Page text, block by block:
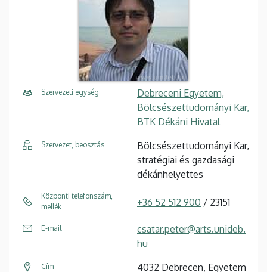
Szervezeti egység
Debreceni Egyetem,
Bölcsészettudományi Kar,
BTK Dékáni Hivatal
Szervezet, beosztás
Bölcsészettudományi Kar,
stratégiai és gazdasági
dékánhelyettes
Központi telefonszám,
mellék
+36 52 512 900 / 23151
E-mail
csatar.peter@arts.unideb.
hu
Cím 4032 Debrecen, Egyetem